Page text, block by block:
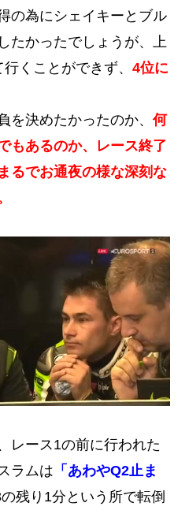
の為にシェイキーとブル
たかったでしょうが、上
くことができず、 4位に
を決めたかったのか、 何
もあるのか、レース終了
るでお通夜の様な深刻な
レース1の前に行われた
ラムは 「あわやQ2止ま
残り1分という所で転倒